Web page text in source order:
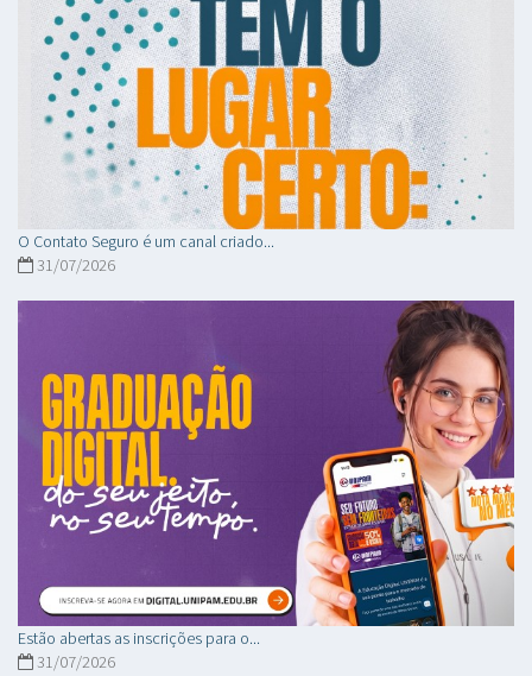
O Contato Seguro é um canal criado...
31/07/2026
Estão abertas as inscrições para o...
31/07/2026